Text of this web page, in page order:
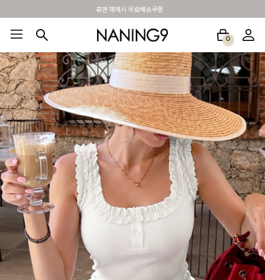
BEST 포토리뷰 - 매주 2명추첨 3만원쿠폰
0
BEST100🤍 NEW5% 베스트재진행 썸머여행룩 아울렛 하객&모임룩